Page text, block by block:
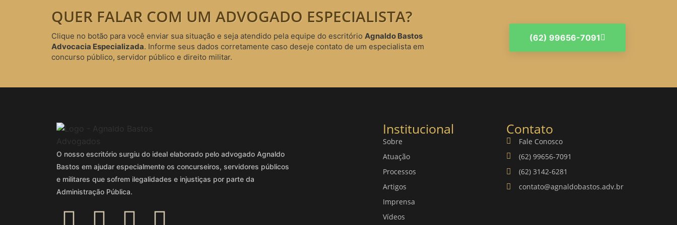
QUER FALAR COM UM ADVOGADO ESPECIALISTA?
Clique no botão para você enviar sua situação e seja atendido pela equipe do escritório Agnaldo Bastos
Advocacia Especializada. Informe seus dados corretamente caso deseje contato de um especialista em
concurso público, servidor público e direito militar.
(62) 99656-7091
O nosso escritório surgiu do ideal elaborado pelo advogado Agnaldo
Bastos em ajudar especialmente os concurseiros, servidores públicos
e militares que sofrem ilegalidades e injustiças por parte da
Administração Pública.
Institucional
Sobre
Atuação
Processos
Artigos
Imprensa
Vídeos
Contato
Fale Conosco
(62) 99656-7091
(62) 3142-6281
contato@agnaldobastos.adv.br